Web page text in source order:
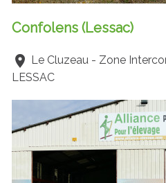
Confolens (Lessac)
Le Cluzeau - Zone
LESSAC